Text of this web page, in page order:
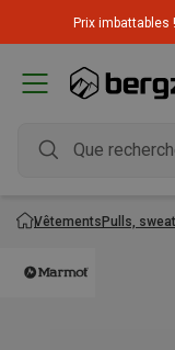
Prix imbattables
l'article
VêtementsPulls,